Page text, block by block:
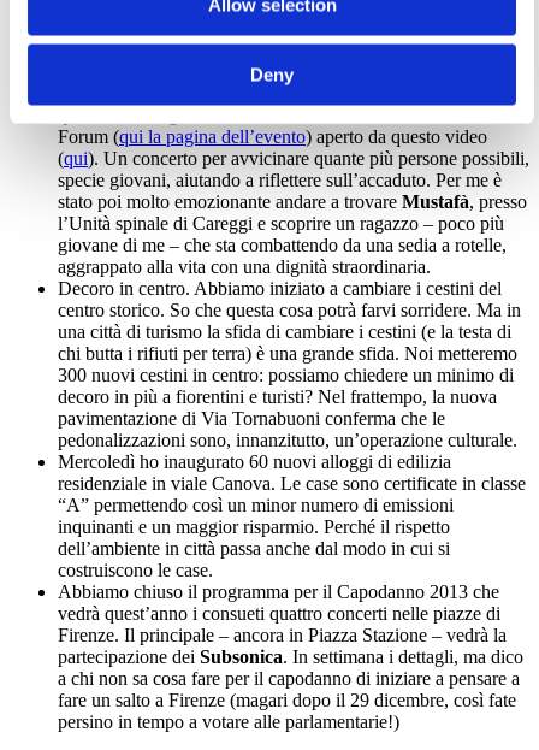
Allow selection
Deny
un anno fa quando un killer razzista uccise
cui una in modo molto serio, Mustafà. Abbiamo scelto di non
fare convegni e iniziative del genere, piene di parole cariche
Forum (qui la pagina dell’evento) aperto da questo video
(qui). Un concerto per avvicinare quante più persone possibili,
specie giovani, aiutando a riflettere sull’accaduto. Per me è
stato poi molto emozionante andare a trovare Mustafà, presso
l’Unità spinale di Careggi e scoprire un ragazzo – poco più
giovane di me – che sta combattendo da una sedia a rotelle,
aggrappato alla vita con una dignità straordinaria.
Decoro in centro. Abbiamo iniziato a cambiare i cestini del
centro storico. So che questa cosa potrà farvi sorridere. Ma in
una città di turismo la sfida di cambiare i cestini (e la testa di
chi butta i rifiuti per terra) è una grande sfida. Noi metteremo
300 nuovi cestini in centro: possiamo chiedere un minimo di
decoro in più a fiorentini e turisti? Nel frattempo, la nuova
pavimentazione di Via Tornabuoni conferma che le
pedonalizzazioni sono, innanzitutto, un’operazione culturale.
Mercoledì ho inaugurato 60 nuovi alloggi di edilizia
residenziale in viale Canova. Le case sono certificate in classe
“A” permettendo così un minor numero di emissioni
inquinanti e un maggior risparmio. Perché il rispetto
dell’ambiente in città passa anche dal modo in cui si
costruiscono le case.
Abbiamo chiuso il programma per il Capodanno 2013 che
vedrà quest’anno i consueti quattro concerti nelle piazze di
Firenze. Il principale – ancora in Piazza Stazione – vedrà la
partecipazione dei Subsonica. In settimana i dettagli, ma dico
a chi non sa cosa fare per il capodanno di iniziare a pensare a
fare un salto a Firenze (magari dopo il 29 dicembre, così fate
persino in tempo a votare alle parlamentarie!)